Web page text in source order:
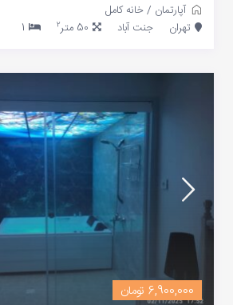
آپارتمان /خانه کامل
تهران
جنت آباد 50 متر 2
1
6,900,000 تومان